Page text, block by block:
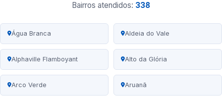
Bairros atendidos: 338
Água Branca Aldeia do Vale
Alphaville Flamboyant Alto da Glória
Arco Verde Aruanã